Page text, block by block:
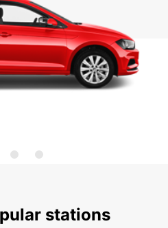
stations